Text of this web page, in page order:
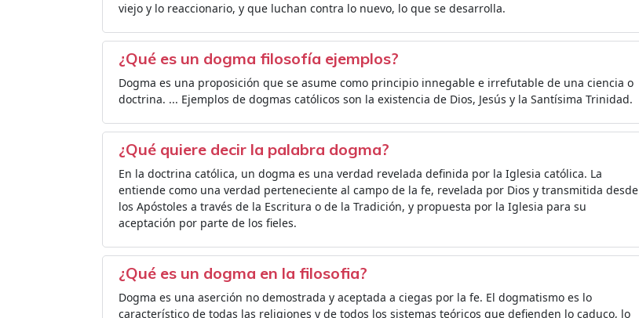
viejo y lo reaccionario, y que luchan contra lo nuevo, lo que se desarrolla.
¿Qué es un dogma filosofía ejemplos?
Dogma es una proposición que se asume como principio innegable e irrefutable de una ciencia o
doctrina. ... Ejemplos de dogmas católicos son la existencia de Dios, Jesús y la Santísima Trinidad.
¿Qué quiere decir la palabra dogma?
En la doctrina católica, un dogma es una verdad revelada definida por la Iglesia católica. La
entiende como una verdad perteneciente al campo de la fe, revelada por Dios y transmitida desde
los Apóstoles a través de la Escritura o de la Tradición, y propuesta por la Iglesia para su
aceptación por parte de los fieles.
¿Qué es un dogma en la filosofia?
Dogma es una aserción no demostrada y aceptada a ciegas por la fe. El dogmatismo es lo
característico de todas las religiones y de todos los sistemas teóricos que defienden lo caduco, lo